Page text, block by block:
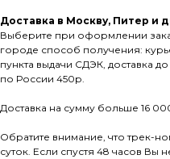
Доставка в Москву, Питер и
Выберите при оформлении
городе способ получения:
пункта выдачи СДЭК, доставка
по России 450р.
Доставка на сумму больше 16
Обратите внимание, что трек-
суток. Если спустя 48 часов Вы